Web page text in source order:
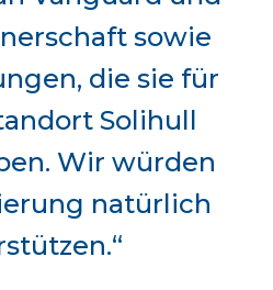
sowie
die sie für
Solihull
Wir würden
natürlich